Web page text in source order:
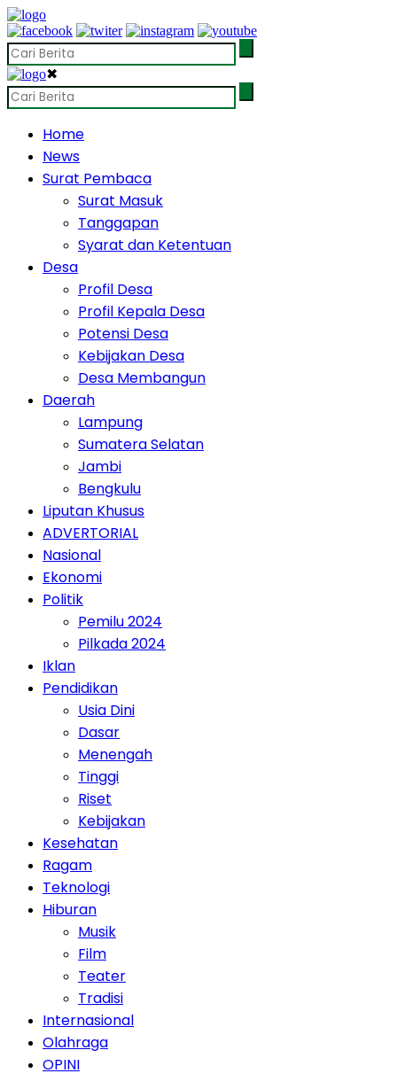
✖
Home
News
Surat Pembaca
Surat Masuk
Tanggapan
Syarat dan Ketentuan
Desa
Profil Desa
Profil Kepala Desa
Potensi Desa
Kebijakan Desa
Desa Membangun
Daerah
Lampung
Sumatera Selatan
Jambi
Bengkulu
Liputan Khusus
ADVERTORIAL
Nasional
Ekonomi
Politik
Pemilu 2024
Pilkada 2024
Iklan
Pendidikan
Usia Dini
Dasar
Menengah
Tinggi
Riset
Kebijakan
Kesehatan
Ragam
Teknologi
Hiburan
Musik
Film
Teater
Tradisi
Internasional
Olahraga
OPINI